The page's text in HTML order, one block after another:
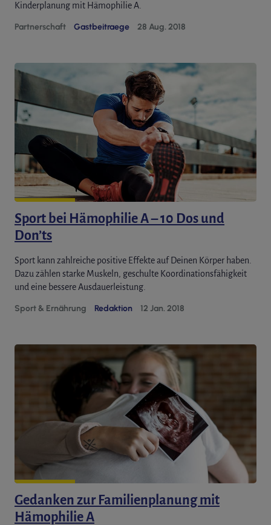
Kinderplanung mit Hämophilie A.
Partnerschaft Gastbeitraege 28 Aug. 2018
Sport bei Hämophilie A – 10 Dos und
Don’ts
Sport kann zahlreiche positive Effekte auf Deinen Körper haben.
Dazu zählen starke Muskeln, geschulte Koordinationsfähigkeit
und eine bessere Ausdauerleistung.
Sport & Ernährung Redaktion 12 Jan. 2018
Gedanken zur Familienplanung mit
Hämophilie A